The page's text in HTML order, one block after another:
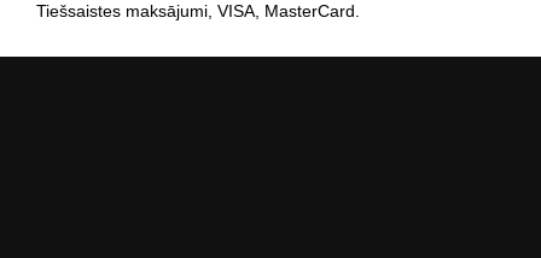
Tiešsaistes maksājumi, VISA, MasterCard.